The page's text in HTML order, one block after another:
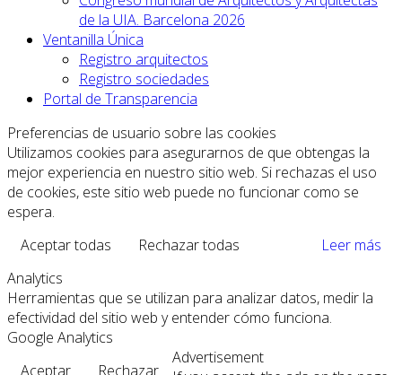
de la UIA. Barcelona 2026
Ventanilla Única
Registro arquitectos
Registro sociedades
Portal de Transparencia
Preferencias de usuario sobre las cookies
Utilizamos cookies para asegurarnos de que obtengas la
mejor experiencia en nuestro sitio web. Si rechazas el uso
de cookies, este sitio web puede no funcionar como se
espera.
Aceptar todas
Rechazar todas
Leer más
Analytics
Herramientas que se utilizan para analizar datos, medir la
efectividad del sitio web y entender cómo funciona.
Google Analytics
Aceptar
Rechazar
Advertisement